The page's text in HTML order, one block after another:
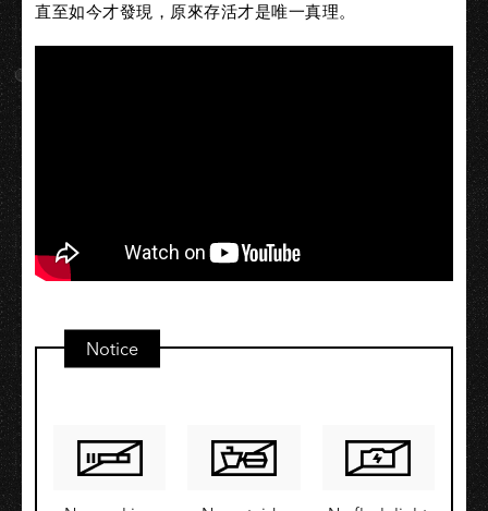
直至如今才發現，原來存活才是唯一真理。
Notice